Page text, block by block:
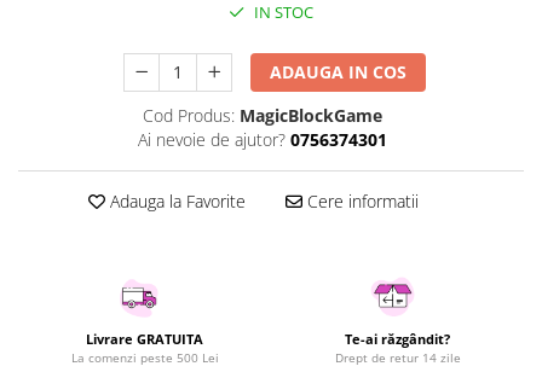
Utilaje si materiale de constructii
Laptopuri si Accesorii
Telefoane Mobile & accesorii
Wearable & Gadgeturi
Electrocasnice & Climatizare
Accesorii si piese masini spalat
Aparate Frigorifice
IN STOC
ADAUGA IN COS
Cod Produs: MagicBlockGame
Ai nevoie de ajutor? 0756374301
Adauga la Favorite Cere informatii
Livrare GRATUITA
La comenzi peste 500 Lei
Te-ai răzgândit?
Drept de retur 14 zile